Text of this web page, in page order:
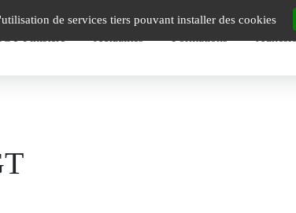
de services tiers pouvant installer des cookies